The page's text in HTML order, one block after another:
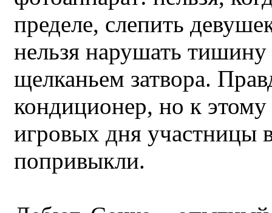
пределе, слепить
нельзя нарушать
щелканьем затвора.
кондиционер, но к этому
игровых дня участницы
попривыкли.